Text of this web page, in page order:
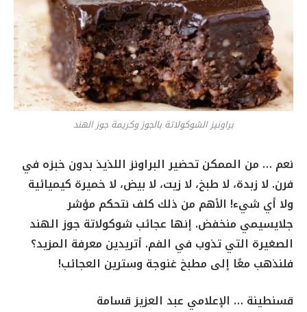
براونيز الشوكولاتة بالجوز وكريمة جوز الهند
نعم … من الممكن تحضير البراونز اللذيذ بدون خبزه في
فرن. لا زبدة، لا طبخ، لا زيت، لا بيض، لا خميرة كيميائية
ولا أي شيء! الأهم من ذلك كلف نتحكم مؤشر
جلايسيمي منخفض. إنها عجائب شوكولاتة جوز الهند
الصغيرة التي تذوب في الفم. أتريدين معرفة المزيد؟
فلنذهب معًا إلى مطبخ غنوجة وسترين العجائب!
قسنطينة … الإعلامي عبد العزيز قسامة